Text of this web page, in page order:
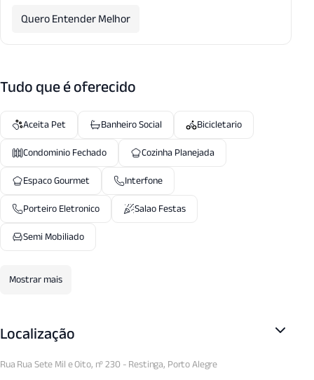
Quero Entender Melhor
Tudo que é oferecido
Aceita Pet Banheiro Social
Bicicletario
Condominio Fechado
Cozinha Planejada
Espaco Gourmet
Interfone
Porteiro Eletronico
Salao Festas
Semi Mobiliado
Mostrar mais
Localização
Rua Rua Sete Mil e Oito, nº 230 - Restinga, Porto Alegre